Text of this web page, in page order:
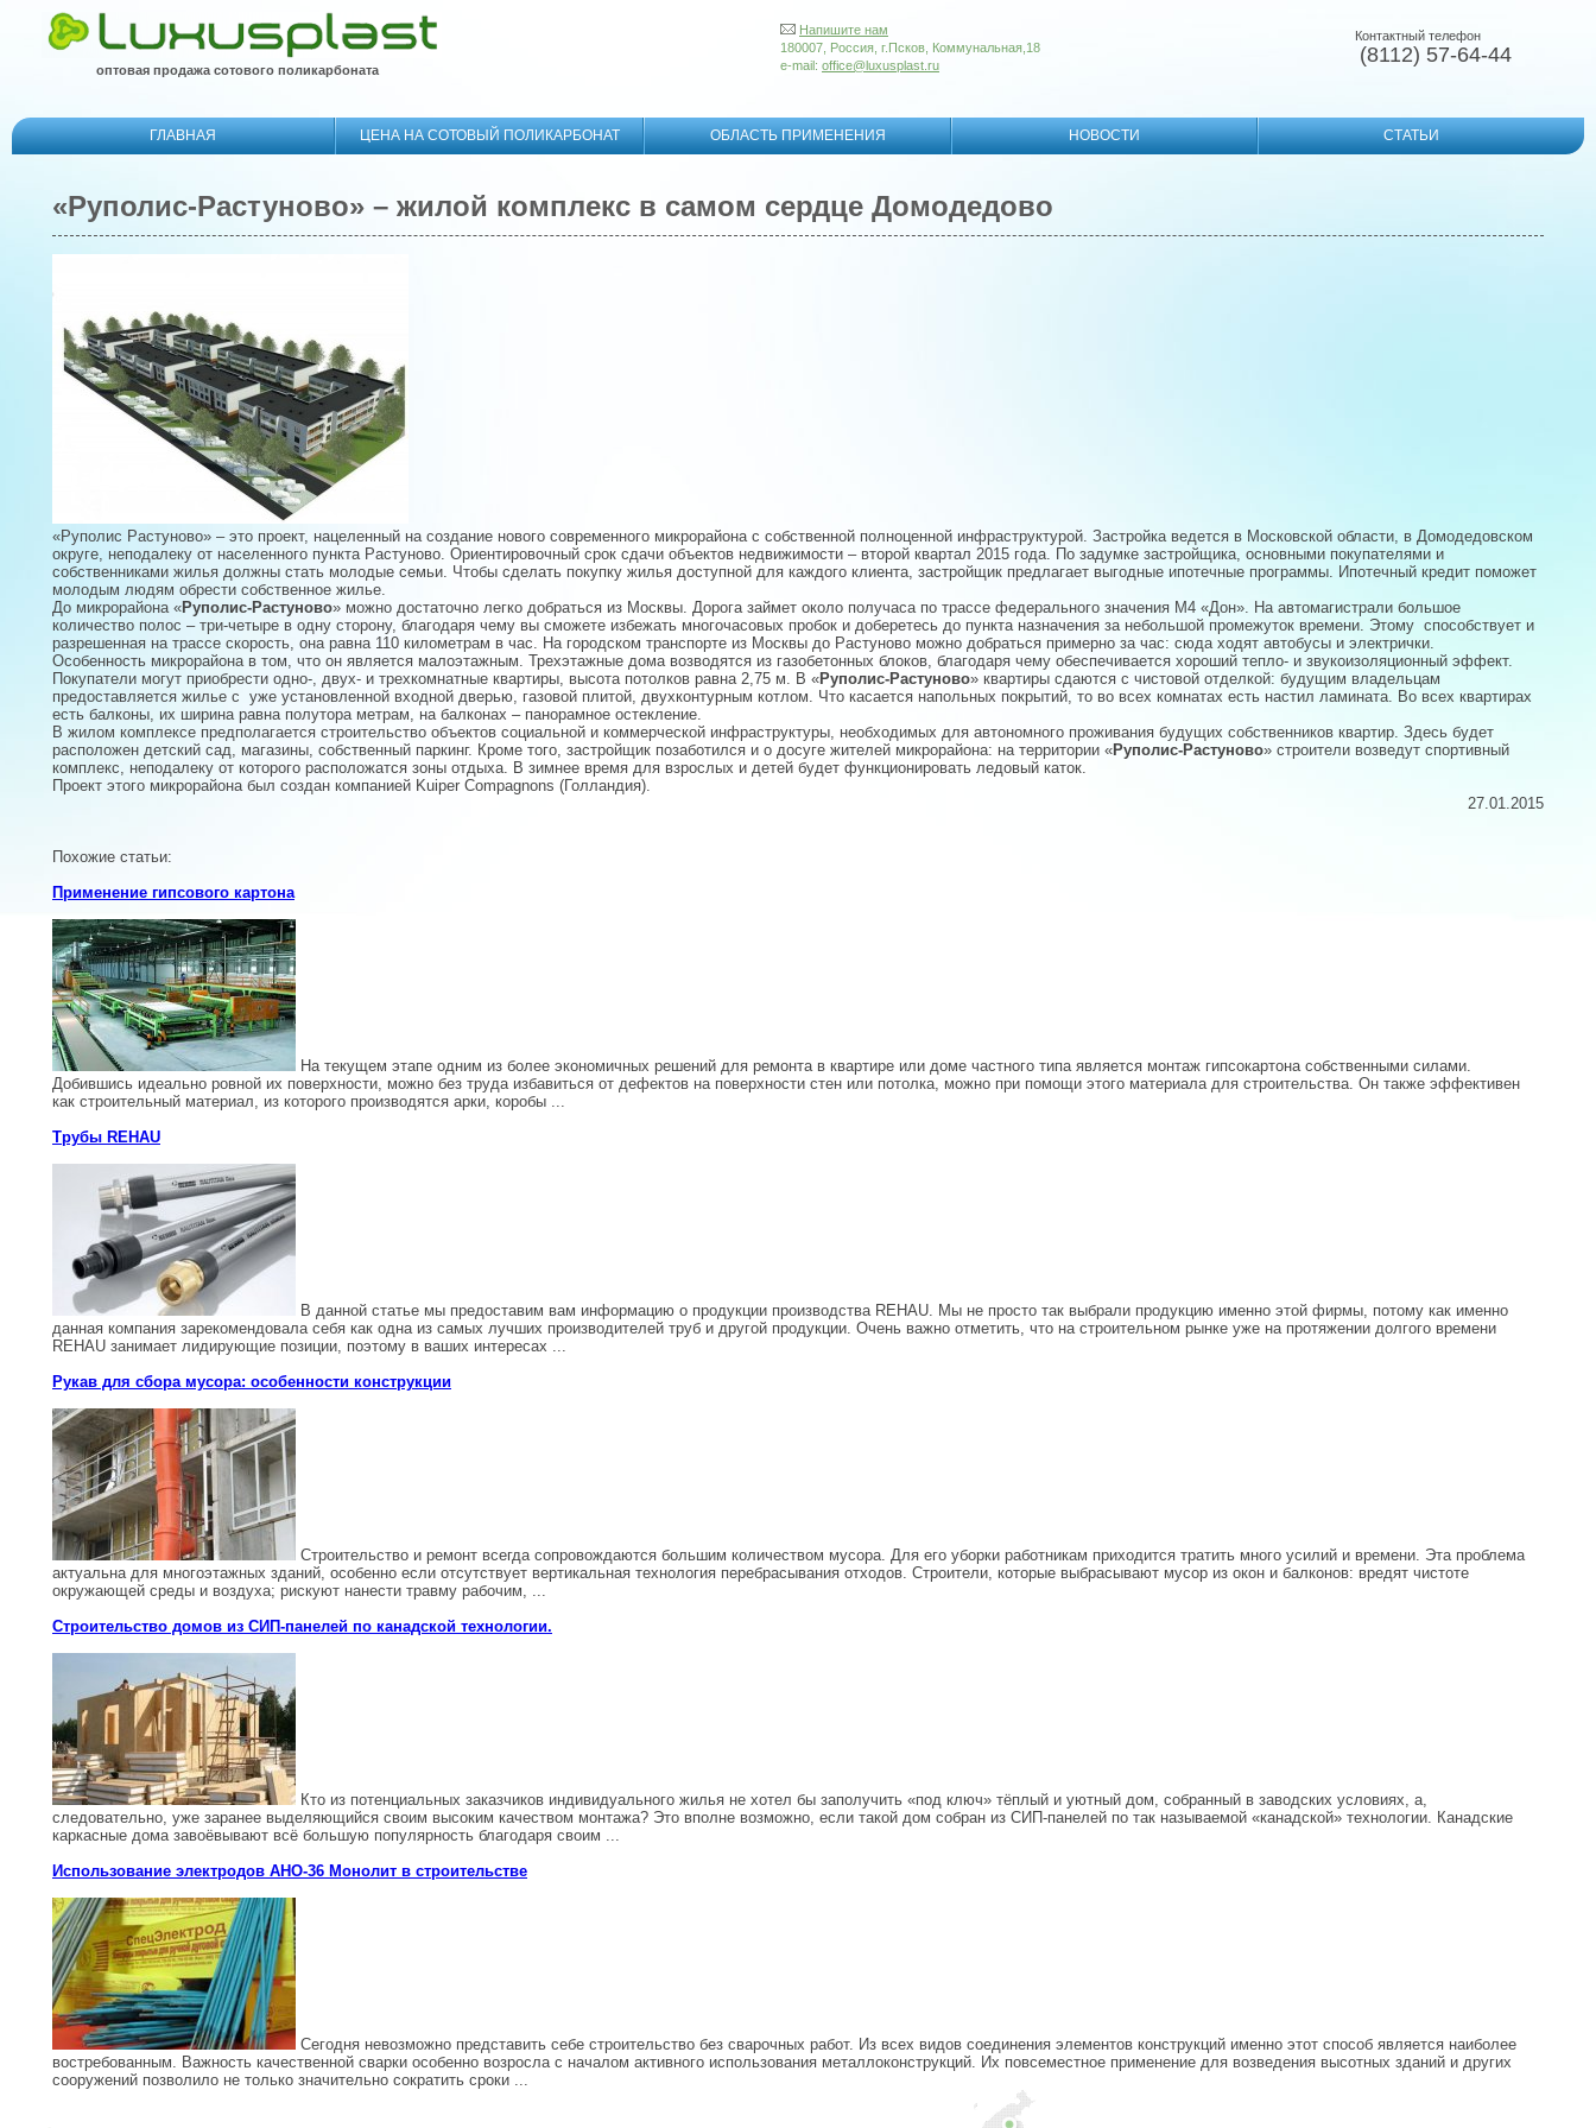
оптовая продажа сотового поликарбоната
Напишите нам
180007, Россия, г.Псков, Коммунальная,18
e-mail: office@luxusplast.ru
Контактный телефон
(8112) 57-64-44
ГЛАВНАЯ ЦЕНА НА СОТОВЫЙ ПОЛИКАРБОНАТ ОБЛАСТЬ ПРИМЕНЕНИЯ НОВОСТИ СТАТЬИ
«Руполис-Растуново» – жилой комплекс в самом сердце Домодедово
«Руполис Растуново» – это проект, нацеленный на создание нового современного микрорайона с собственной полноценной инфраструктурой. Застройка ведется в Московской области, в Домодедовском
округе, неподалеку от населенного пункта Растуново. Ориентировочный срок сдачи объектов недвижимости – второй квартал 2015 года. По задумке застройщика, основными покупателями и
собственниками жилья должны стать молодые семьи. Чтобы сделать покупку жилья доступной для каждого клиента, застройщик предлагает выгодные ипотечные программы. Ипотечный кредит поможет
молодым людям обрести собственное жилье.
До микрорайона «Руполис-Растуново» можно достаточно легко добраться из Москвы. Дорога займет около получаса по трассе федерального значения М4 «Дон». На автомагистрали большое
количество полос – три-четыре в одну сторону, благодаря чему вы сможете избежать многочасовых пробок и доберетесь до пункта назначения за небольшой промежуток времени. Этому способствует и
разрешенная на трассе скорость, она равна 110 километрам в час. На городском транспорте из Москвы до Растуново можно добраться примерно за час: сюда ходят автобусы и электрички.
Особенность микрорайона в том, что он является малоэтажным. Трехэтажные дома возводятся из газобетонных блоков, благодаря чему обеспечивается хороший тепло- и звукоизоляционный эффект.
Покупатели могут приобрести одно-, двух- и трехкомнатные квартиры, высота потолков равна 2,75 м. В «Руполис-Растуново» квартиры сдаются с чистовой отделкой: будущим владельцам
предоставляется жилье с уже установленной входной дверью, газовой плитой, двухконтурным котлом. Что касается напольных покрытий, то во всех комнатах есть настил ламината. Во всех квартирах
есть балконы, их ширина равна полутора метрам, на балконах – панорамное остекление.
В жилом комплексе предполагается строительство объектов социальной и коммерческой инфраструктуры, необходимых для автономного проживания будущих собственников квартир. Здесь будет
расположен детский сад, магазины, собственный паркинг. Кроме того, застройщик позаботился и о досуге жителей микрорайона: на территории «Руполис-Растуново» строители возведут спортивный
комплекс, неподалеку от которого расположатся зоны отдыха. В зимнее время для взрослых и детей будет функционировать ледовый каток.
Проект этого микрорайона был создан компанией Kuiper Compagnons (Голландия).
27.01.2015
Похожие статьи:
Применение гипсового картона
На текущем этапе одним из более экономичных решений для ремонта в квартире или доме частного типа является монтаж гипсокартона собственными силами.
Добившись идеально ровной их поверхности, можно без труда избавиться от дефектов на поверхности стен или потолка, можно при помощи этого материала для строительства. Он также эффективен
как строительный материал, из которого производятся арки, коробы ...
Трубы REHAU
В данной статье мы предоставим вам информацию о продукции производства REHAU. Мы не просто так выбрали продукцию именно этой фирмы, потому как именно
данная компания зарекомендовала себя как одна из самых лучших производителей труб и другой продукции. Очень важно отметить, что на строительном рынке уже на протяжении долгого времени
REHAU занимает лидирующие позиции, поэтому в ваших интересах ...
Рукав для сбора мусора: особенности конструкции
Строительство и ремонт всегда сопровождаются большим количеством мусора. Для его уборки работникам приходится тратить много усилий и времени. Эта проблема
актуальна для многоэтажных зданий, особенно если отсутствует вертикальная технология перебрасывания отходов. Строители, которые выбрасывают мусор из окон и балконов: вредят чистоте
окружающей среды и воздуха; рискуют нанести травму рабочим, ...
Строительство домов из СИП-панелей по канадской технологии.
Кто из потенциальных заказчиков индивидуального жилья не хотел бы заполучить «под ключ» тёплый и уютный дом, собранный в заводских условиях, а,
следовательно, уже заранее выделяющийся своим высоким качеством монтажа? Это вполне возможно, если такой дом собран из СИП-панелей по так называемой «канадской» технологии. Канадские
каркасные дома завоёвывают всё большую популярность благодаря своим ...
Использование электродов АНО-36 Монолит в строительстве
Сегодня невозможно представить себе строительство без сварочных работ. Из всех видов соединения элементов конструкций именно этот способ является наиболее
востребованным. Важность качественной сварки особенно возросла с началом активного использования металлоконструкций. Их повсеместное применение для возведения высотных зданий и других
сооружений позволило не только значительно сократить сроки ...